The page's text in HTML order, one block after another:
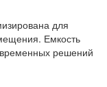
для
Емкость
решений